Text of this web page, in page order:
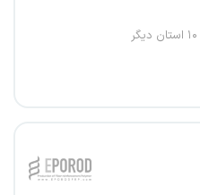
۱۰ استان دیگر